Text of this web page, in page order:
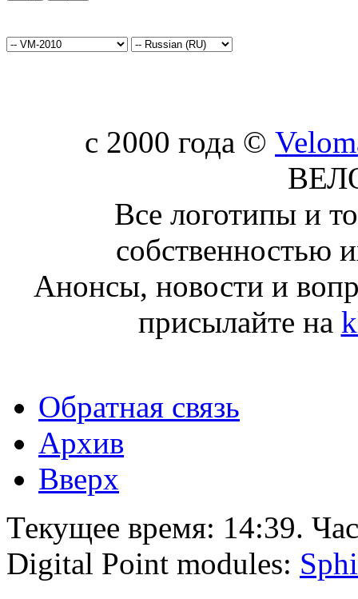
c 2000 года ©
Все логотипы и
собственностью
Анонсы, новости и
присылайте на
Обратная связь
Архив
Вверх
Текущее время: 14:39.
Digital Point modules: